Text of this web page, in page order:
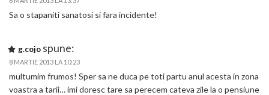
Sa o stapaniti sanatosi si fara incidente!
g.cojo spune:
8 MARTIE 2013 LA 10:23
multumim frumos! Sper sa ne duca pe toti partu anul acesta in zona
voastra a tarii… imi doresc tare sa perecem cateva zile la o pensiune